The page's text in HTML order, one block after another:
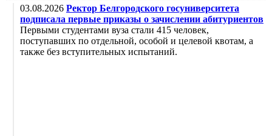
03.08.2026 Ректор Белгородского госуниверситета
подписала первые приказы о зачислении абитуриентов
Первыми студентами вуза стали 415 человек,
поступавших по отдельной, особой и целевой квотам, а
также без вступительных испытаний.